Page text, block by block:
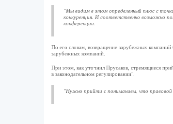
"Мы видим в этом определенный плюс с
конкуренция. И соответственно возможно
конференции.
По его словам, возвращение зарубежных компаний
зарубежных компаний.
При этом, как уточнил Прусаков, стремящиеся
в законодательном регулировании".
"Нужно прийти с пониманием, что правовой